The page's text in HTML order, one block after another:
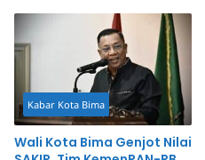
Kabar Kota Bima
Wali Kota Bima Genjot Nilai